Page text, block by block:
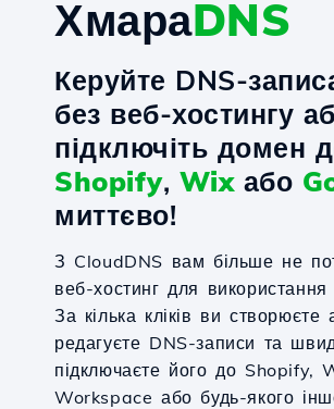
ХмараDNS
Керуйте DNS-
без веб-хостингу
підключіть домен
Shopify, Wixабо
миттєво!
З CloudDNS вам більше не
веб-хостинг для
За кілька кліків ви створюєте
редагуєте DNS-записи та
підключаєте його до Shopify,
Workspace або будь-якого